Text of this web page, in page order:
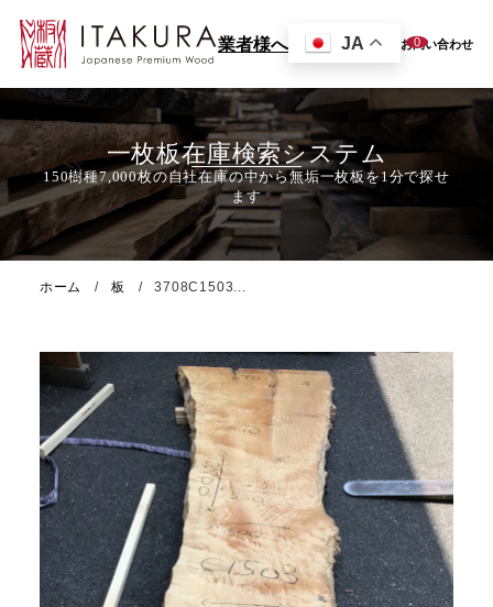
業者様へ JA 0
お問い合わせ
一枚板在庫検索システム
ホーム 板 3708C1503...